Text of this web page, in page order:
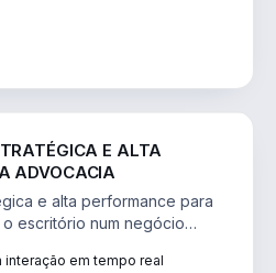
E ALTA
ADVOCACIA
e alta performance para
escritório num negócio
interação em tempo real